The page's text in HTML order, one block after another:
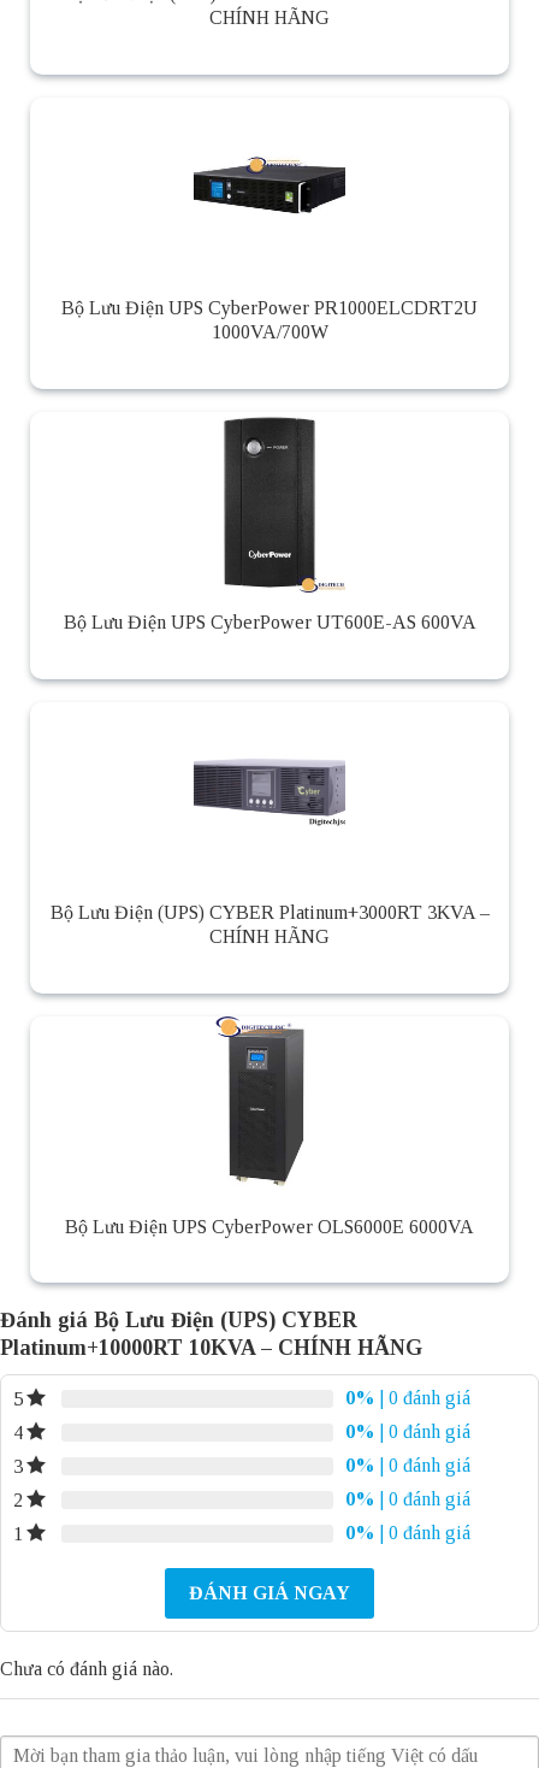
CHÍNH HÃNG
Bộ Lưu Điện UPS CyberPower PR1000ELCDRT2U
1000VA/700W
Bộ Lưu Điện UPS CyberPower UT600E-AS 600VA
Bộ Lưu Điện (UPS) CYBER Platinum+3000RT 3KVA –
CHÍNH HÃNG
Bộ Lưu Điện UPS CyberPower OLS6000E 6000VA
Đánh giá Bộ Lưu Điện (UPS) CYBER
Platinum+10000RT 10KVA – CHÍNH HÃNG
5 0%
| 0 đánh giá
4
0%
| 0 đánh giá
3
0%
| 0 đánh giá
2
0%
| 0 đánh giá
1
0% | 0 đánh giá
ĐÁNH GIÁ NGAY
Chưa có đánh giá nào.